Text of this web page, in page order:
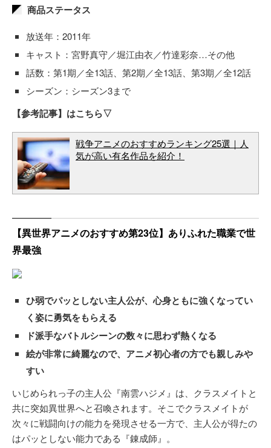
商品ステータス
放送年：2011年
キャスト：宮野真守／堀江由衣／竹達彩奈…その他
話数：第1期／全13話、第2期／全13話、第3期／全12話
シーズン：シーズン3まで
【参考記事】はこちら▽
戦争アニメのおすすめランキング25選｜人
気が高い有名作品を紹介！
【異世界アニメのおすすめ第23位】ありふれた職業で世
界最強
ひ弱でパッとしない主人公が、心身ともに強くなってい
く姿に勇気をもらえる
ド派手なバトルシーンの数々に思わず熱くなる
絵が非常に綺麗なので、アニメ初心者の方でも親しみや
すい
いじめられっ子の主人公『南雲ハジメ』は、クラスメイトと
共に突如異世界へと召喚されます。そこでクラスメイトが
次々に戦闘向けの能力を発現させる一方で、主人公が得たの
はパッとしない能力である『錬成師』。